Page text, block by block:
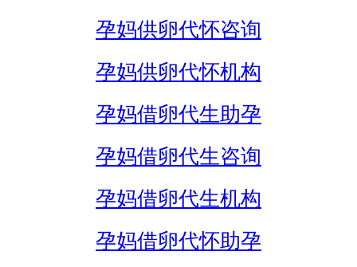
孕妈供卵代怀咨询
孕妈供卵代怀机构
孕妈借卵代生助孕
孕妈借卵代生咨询
孕妈借卵代生机构
孕妈借卵代怀助孕